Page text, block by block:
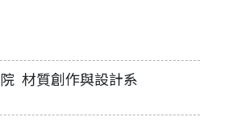
材質創作與設計系